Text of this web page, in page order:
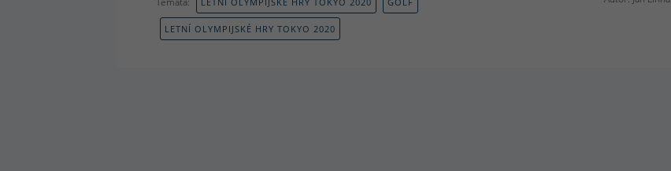
LETNÍ OLYMPIJSKÉ HRY TOKYO 2020